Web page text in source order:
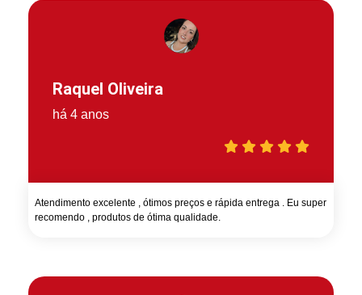
Raquel Oliveira
há 4 anos
Atendimento excelente , ótimos preços e rápida entrega . Eu super
recomendo , produtos de ótima qualidade.